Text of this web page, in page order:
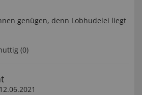
genügen, denn Lobhudelei liegt
(0)
12.06.2021